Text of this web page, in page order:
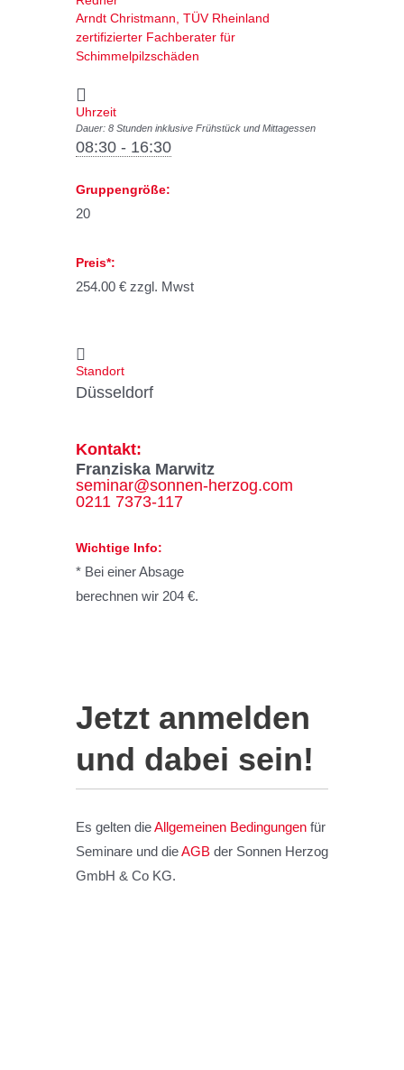
Arndt Christmann, TÜV Rheinland
zertifizierter Fachberater für
Schimmelpilzschäden
Uhrzeit
Dauer: 8 Stunden inklusive Frühstück und Mittagessen
08:30 - 16:30
Gruppengröße:
20
Preis*:
254.00 € zzgl. Mwst
Standort
Düsseldorf
Kontakt:
Franziska Marwitz
seminar@sonnen-herzog.com
0211 7373-117
Wichtige Info:
* Bei einer Absage
berechnen wir 204 €.
Jetzt anmelden
und dabei sein!
Es gelten dieAllgemeinen Bedingungen für
Seminare und dieAGB der Sonnen Herzog
GmbH & Co KG.